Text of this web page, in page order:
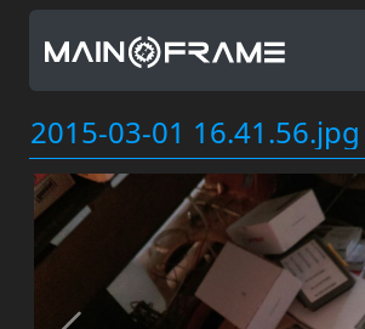
2015-03-01 16.41.56.jpg